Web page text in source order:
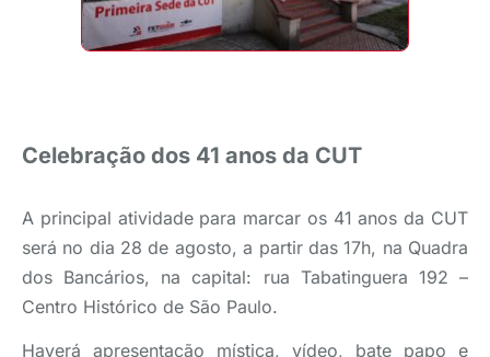
Celebração dos 41 anos da CUT
A principal atividade para marcar os 41 anos da CUT
será no dia 28 de agosto, a partir das 17h, na Quadra
dos Bancários, na capital: rua Tabatinguera 192 –
Centro Histórico de São Paulo.
Haverá apresentação mística, vídeo, bate papo e